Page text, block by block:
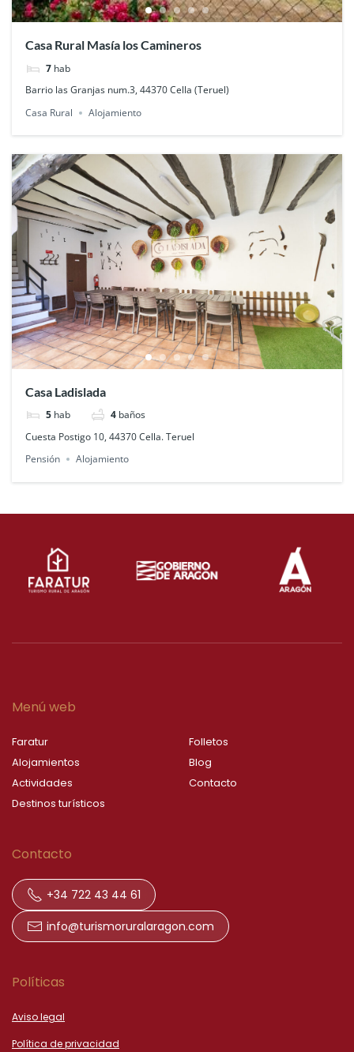
Casa Rural Masía los Camineros
7 hab
Barrio las Granjas num.3, 44370 Cella (Teruel)
Casa Rural
Alojamiento
Casa Ladislada
5 hab 4 baños
Cuesta Postigo 10, 44370 Cella. Teruel
Pensión
Alojamiento
Menú web
Faratur
Alojamientos
Actividades
Destinos turísticos
Folletos
Blog
Contacto
Contacto
+34 722 43 44 61
info@turismoruralaragon.com
Políticas
Aviso legal
Política de privacidad